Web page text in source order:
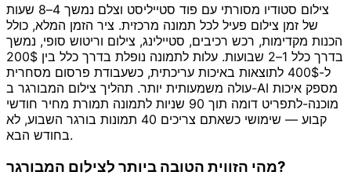
צילום סטודיו מסורתי עם פוד סטייליסט וצלם נמשך 4–8 שעות
של זמן צילום פעיל לכל תמונה מרכזית. ציר הזמן המלא, כולל
הכנות מקדימות, רכש רכיבים, סטיילינג, צילום וריטוש סופי, נמשך
בדרך כלל 1–2 שבועות. עלות לתמונה נופלת בדרך כלל בין 200$
ל-400$ לתוצאות באיכות עריכתית, כשעבודת פרסום מסחרית
עולה משמעותית יותר. תהליך צילום המבורגר ב-AI מספק איכות
מוכנה-לתפריט דומה תוך 90 שניות לתמונה תמורת מחיר חודשי
קבוע — שימושי כשאתם צריכים 40 תמונות בורגר השבוע, לא
בחודש הבא.
מהי הזווית הטובה ביותר לצילום המבורגר?